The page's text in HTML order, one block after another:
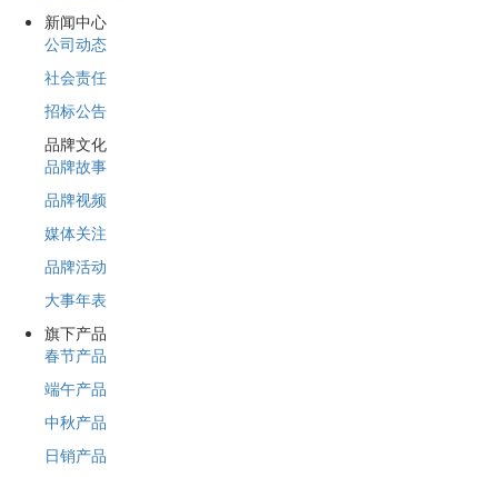
新闻中心
公司动态
社会责任
招标公告
品牌文化
品牌故事
品牌视频
媒体关注
品牌活动
大事年表
旗下产品
春节产品
端午产品
中秋产品
日销产品